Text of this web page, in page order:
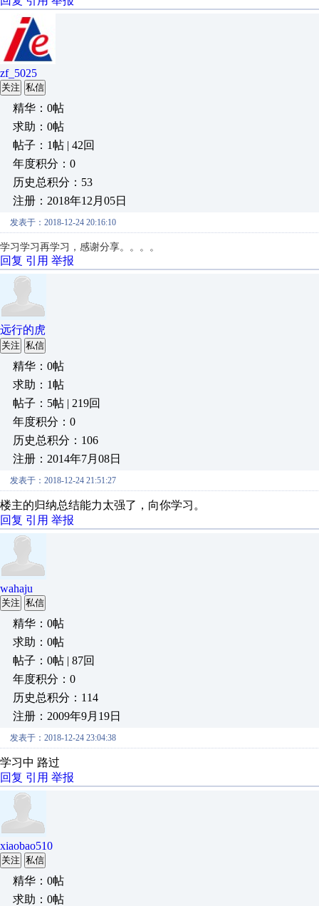
zf_5025
关注 私信
精华：0帖
求助：0帖
帖子：1帖 | 42回
年度积分：0
历史总积分：53
注册：2018年12月05日
发表于：2018-12-24 20:16:10
学习学习再学习，感谢分享。。。。
回复 引用 举报
远行的虎
关注 私信
精华：0帖
求助：1帖
帖子：5帖 | 219回
年度积分：0
历史总积分：106
注册：2014年7月08日
发表于：2018-12-24 21:51:27
楼主的归纳总结能力太强了，向你学习。
回复 引用 举报
wahaju
关注 私信
精华：0帖
求助：0帖
帖子：0帖 | 87回
年度积分：0
历史总积分：114
注册：2009年9月19日
发表于：2018-12-24 23:04:38
学习中 路过
回复 引用 举报
xiaobao510
关注 私信
精华：0帖
求助：0帖